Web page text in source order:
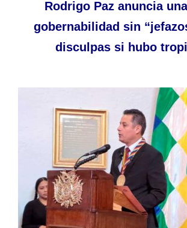
Rodrigo Paz anuncia
gobernabilidad sin
disculpas si hubo